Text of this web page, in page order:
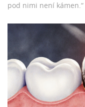
pod nimi není kámen.“